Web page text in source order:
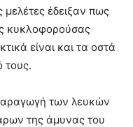
μελέτες έδειξαν πως
κυκλοφορούσας
είναι και τα οστά
τους.
των λευκών
της άμυνας του